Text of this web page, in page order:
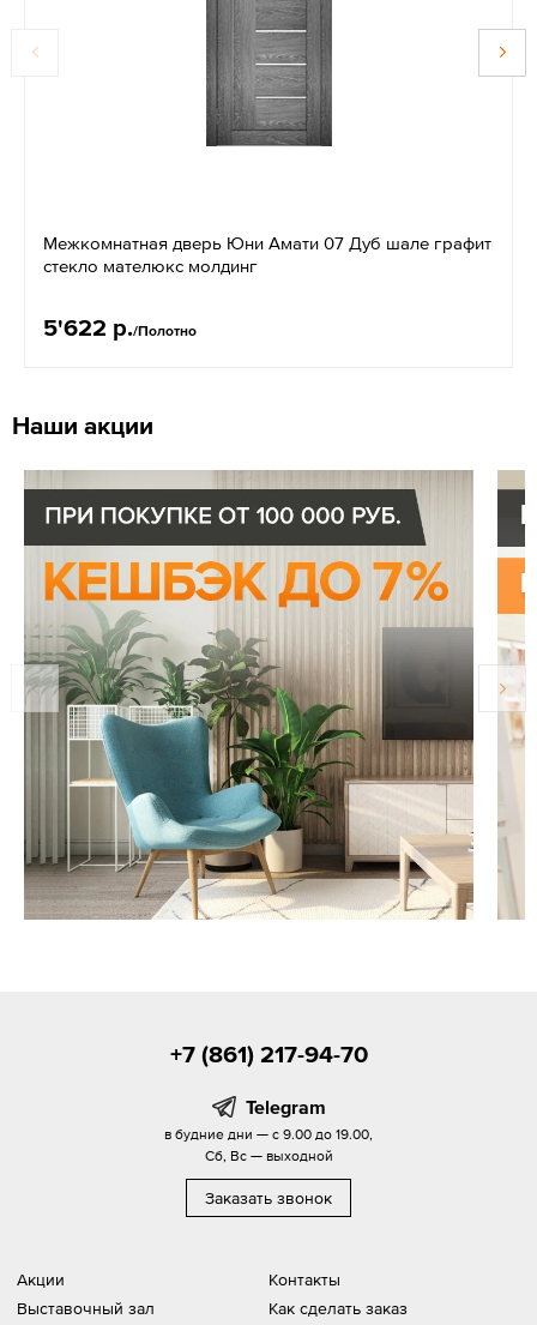
Межкомнатная дверь Юни Амати 07 Дуб шале графит
стекло мателюкс молдинг
5'622 р./Полотно
Наши акции
Акции
Выставочный зал
Контакты
Как сделать заказ
+7 (861) 217-94-70
Telegram
в будние дни — с 9.00 до 19.00,
Сб, Вс — выходной
Заказать звонок